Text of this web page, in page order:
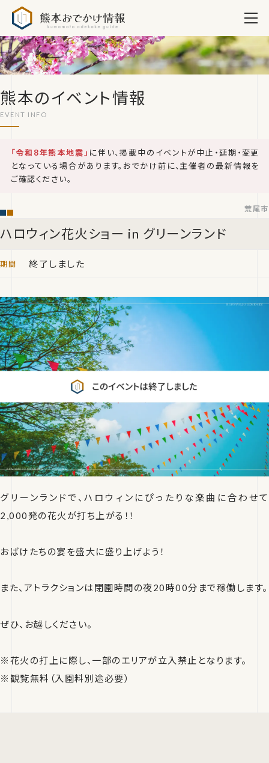
熊本のイベント情報
「令和8年熊本地震」 に伴い、掲載中のイベントが中止・延期・変更
となっている場合があります。おでかけ前に、主催者の最新情報を
ご確認ください。
ハロウィン花火ショー in グリーンランド
荒尾市
終了しました
グリーンランドで、ハロウィンにぴったりな楽曲に合わせて
2,000発の花火が打ち上がる！！
おばけたちの宴を盛大に盛り上げよう！
また、アトラクションは閉園時間の夜20時00分まで稼働します。
ぜひ、お越しください。
※花火の打上に際し、一部のエリアが立入禁止となります。
※観覧無料（入園料別途必要）